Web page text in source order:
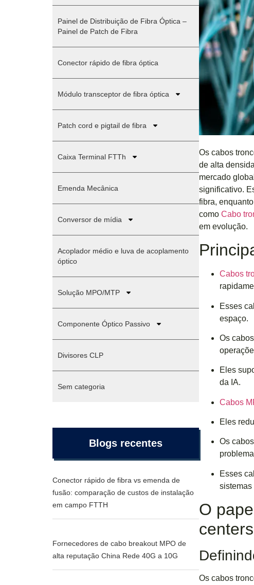
Painel de Distribuição de Fibra Óptica –
Painel de Patch de Fibra
Conector rápido de fibra óptica
Módulo transceptor de fibra óptica
Patch cord e pigtail de fibra
Caixa Terminal FTTh
Emenda Mecânica
Conversor de mídia
Acoplador médio e luva de acoplamento
óptico
Solução MPO/MTP
Componente Óptico Passivo
Divisores CLP
Sem categoria
Blogs recentes
Conector rápido de fibra vs emenda de
fusão: comparação de custos de instalação
em campo FTTH
Fornecedores de cabo breakout MPO de
alta reputação China Rede 40G a 10G
Os cabos
de alta
mercado
significativo.
fibra,
como Cabo
em evolução.
Cabos
Esses
espaço.
Os
Eles
da IA.
Cabos
Eles
Os
Esses
sistemas
O
Os cabos